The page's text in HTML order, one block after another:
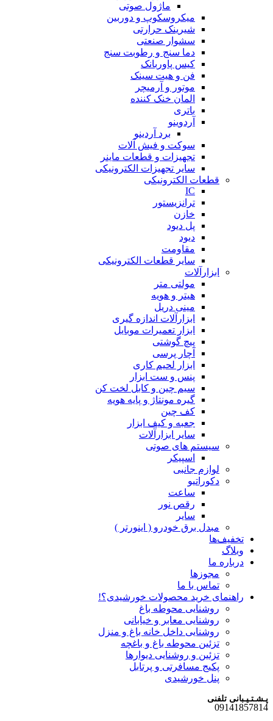
ماژول صوتی
میکروسکوپ و دوربین
شیرینک حرارتی
سشوار صنعتی
دما سنج و رطوبت سنج
کیس پاوربانک
فن و هیت سینک
موتور و آرمیچر
المان خنک کننده
باتری
آردوینو
برد آردینو
سوکت و فیش آلات
تجهیزات و قطعات ماینر
سایر تجهیزات الکترونیکی
قطعات الکترونیکی
IC
ترانزیستور
خازن
پل دیود
دیود
مقاومت
سایر قطعات الکترونیکی
ابزارآلات
مولتی متر
هیتر و هویه
مینی دریل
ابزارآلات اندازه گیری
ابزار تعمیرات موبایل
پیچ گوشتی
آچار پرسی
ابزار لحیم کاری
پنس و ست ابزار
سیم چین و کابل لخت کن
گیره مونتاژ و پایه هویه
کف چین
جعبه و کیف ابزار
سایر ابزارآلات
سیستم های صوتی
اسپیکر
لوازم جانبی
دکوراتیو
ساعت
رقص نور
سایر
مبدل برق خودرو ( اینورتر )
تخفیف‌ها
وبلاگ
درباره ما
مجوزها
تماس با ما
راهنمای خرید محصولات خورشیدی؟!
روشنایی محوطه باغ
روشنایی معابر و خیابانی
روشنایی داخل خانه باغ و منزل
تزئین محوطه باغ و باغچه
تزئین و روشنایی دیوارها
پکیج مسافرتی و پرتابل
پنل خورشیدی
پـشـتـیـبانی تلفنی
09141857814